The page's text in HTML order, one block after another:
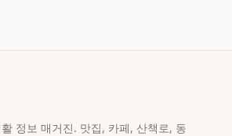
정보 매거진. 맛집, 카페, 산책로, 동